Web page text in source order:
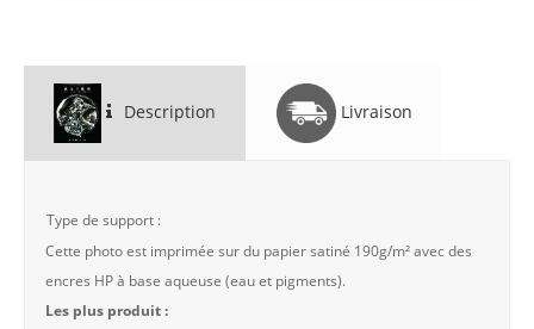
Description Livraison
Type de support :
Cette photo est imprimée sur du papier satiné 190g/m² avec des
encres HP à base aqueuse (eau et pigments).
Les plus produit :